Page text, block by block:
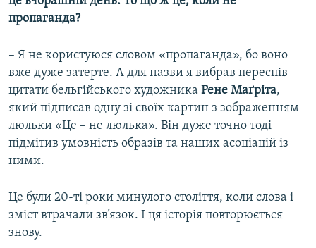
пропаганда?
– Я не користуюся словом «пропаганда», бо воно
вже дуже затерте. А для назви я вибрав переспів
цитати бельгійського художника Рене Маґріта,
який підписав одну зі своїх картин з зображенням
люльки «Це – не люлька». Він дуже точно тоді
підмітив умовність образів та наших асоціацій із
ними.
Це були 20-ті роки минулого століття, коли слова і
зміст втрачали зв’язок. І ця історія повторюється
знову.